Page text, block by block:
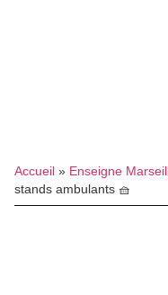
Accueil » Enseigne
stands ambulants 🧺